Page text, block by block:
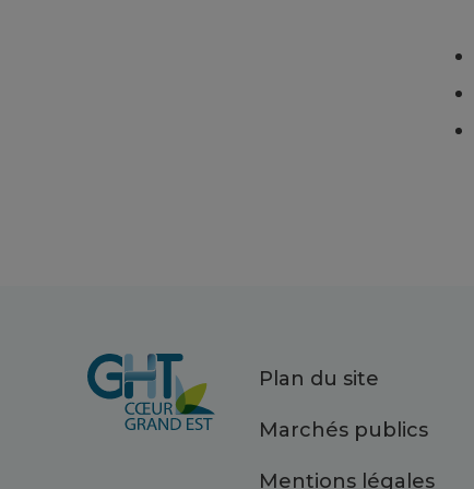
Plan du site
Marchés publics
Mentions légales